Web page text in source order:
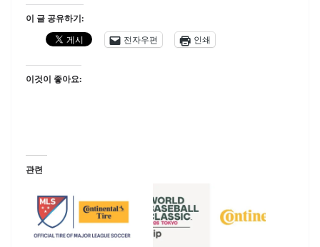
이 글 공유하기:
전자우편
인쇄
이것이 좋아요:
관련